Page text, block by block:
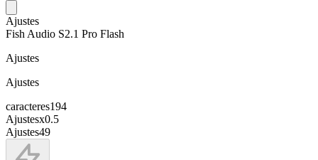
Ajustes
Fish Audio S2.1 Pro Flash
Ajustes
Ajustes
caracteres194
Ajustesx0.5
Ajustes49